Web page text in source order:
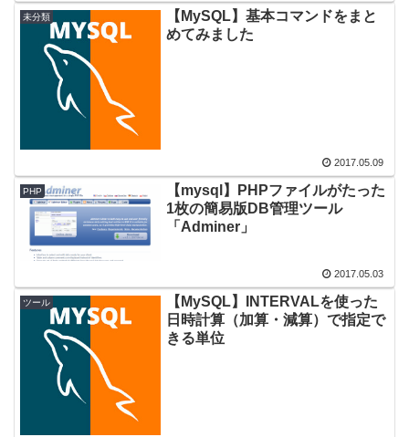
未分類
【MySQL】基本コマンドをまと
めてみました
2017.05.09
PHP
【mysql】PHPファイルがたった
1枚の簡易版DB管理ツール
「Adminer」
2017.05.03
ツール
【MySQL】INTERVALを使った
日時計算（加算・減算）で指定で
きる単位